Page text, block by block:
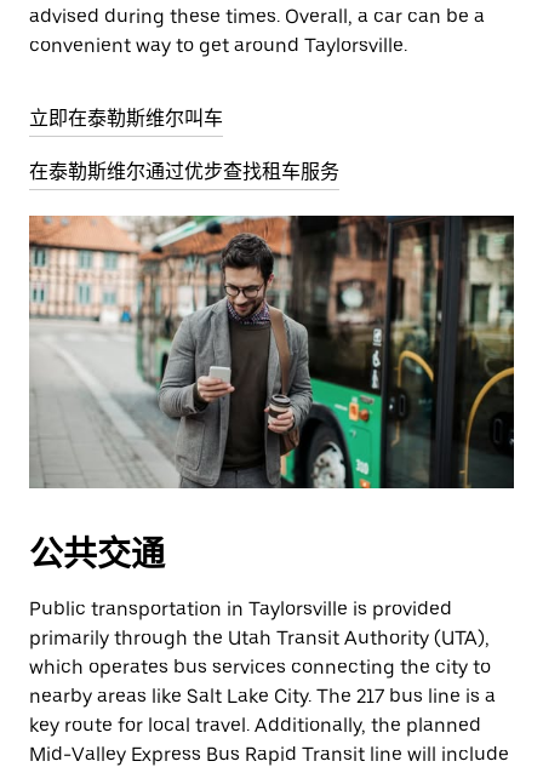
advised during these times. Overall, a car can be a
convenient way to get around Taylorsville.
立即在泰勒斯维尔叫车
在泰勒斯维尔通过优步查找租车服务
公共交通
Public transportation in Taylorsville is provided
primarily through the Utah Transit Authority (UTA),
which operates bus services connecting the city to
nearby areas like Salt Lake City. The 217 bus line is a
key route for local travel. Additionally, the planned
Mid-Valley Express Bus Rapid Transit line will include